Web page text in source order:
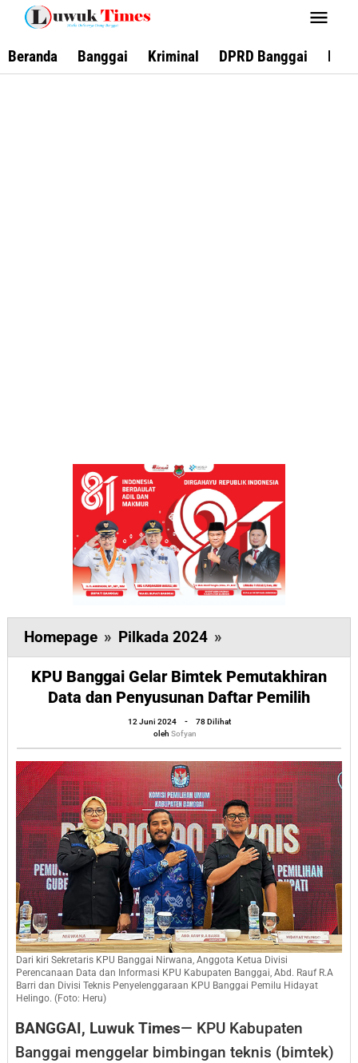
Lewati
konten
Beranda Banggai Kriminal DPRD Banggai
Homepage » Pilkada 2024 »
Banggai
Gelar
Bimtek
Pemutakhiran
Data
dan
Penyusunan
Daftar
Pemilih
KPU Banggai Gelar Bimtek Pemutakhiran
Data dan Penyusunan Daftar Pemilih
12 Juni 2024
oleh
Sofyan
-
78 Dilihat
oleh Sofyan
Dari kiri Sekretaris KPU Banggai Nirwana, Anggota Ketua Divisi
Perencanaan Data dan Informasi KPU Kabupaten Banggai, Abd. Rauf R.A
Barri dan Divisi Teknis Penyelenggaraan KPU Banggai Pemilu Hidayat
Helingo. (Foto: Heru)
BANGGAI, Luwuk Times— KPU Kabupaten
Banggai menggelar bimbingan teknis (bimtek)